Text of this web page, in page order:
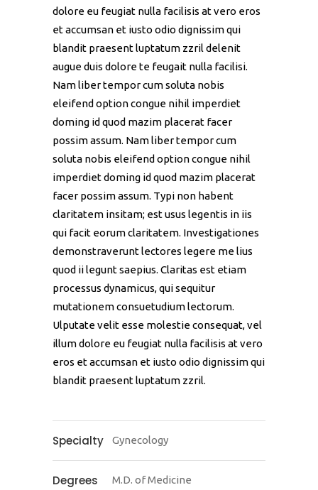
dolore eu feugiat nulla facilisis at vero eros
et accumsan et iusto odio dignissim qui
blandit praesent luptatum zzril delenit
augue duis dolore te feugait nulla facilisi.
Nam liber tempor cum soluta nobis
eleifend option congue nihil imperdiet
doming id quod mazim placerat facer
possim assum. Nam liber tempor cum
soluta nobis eleifend option congue nihil
imperdiet doming id quod mazim placerat
facer possim assum. Typi non habent
claritatem insitam; est usus legentis in iis
qui facit eorum claritatem. Investigationes
demonstraverunt lectores legere me lius
quod ii legunt saepius. Claritas est etiam
processus dynamicus, qui sequitur
mutationem consuetudium lectorum.
Ulputate velit esse molestie consequat, vel
illum dolore eu feugiat nulla facilisis at vero
eros et accumsan et iusto odio dignissim qui
blandit praesent luptatum zzril.
Specialty Gynecology
Degrees M.D. of Medicine